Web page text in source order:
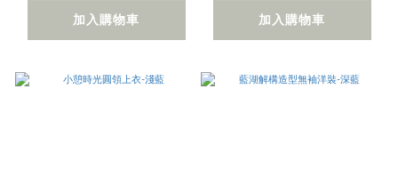
加入購物車 加入購物車